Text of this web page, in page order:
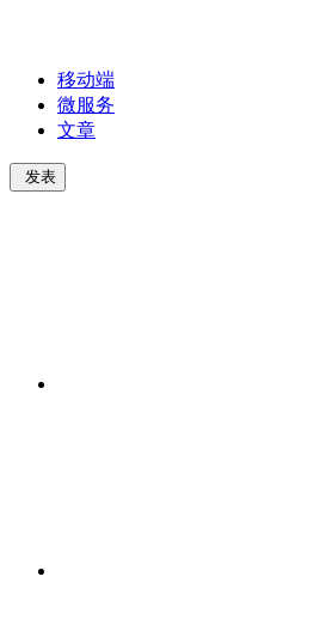
移动端
微服务
文章
发表